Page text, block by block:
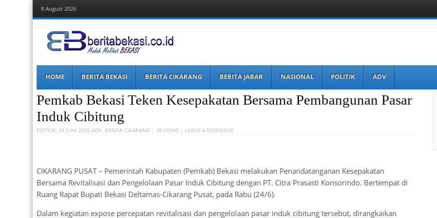
8 August 2026
Berita Bekasi
Mudah Melihat Bekasi
Menu
content
HOME BERITA BEKASI BERITA CIKARANG BERITA JABAR NASIONAL POLITIK ADV
Pemkab Bekasi Teken Kesepakatan Bersama Pembangunan Pasar
Induk Cibitung
EDITOR: 24 JUNI 2020 ADV, BERITA CIKARANG | 28 VIEWS | LEAVE A RESPONSE
CIKARANG PUSAT – Pemerintah Kabupaten (Pemkab) Bekasi melakukan Penandatanganan Kesepakatan
Bersama Revitalisasi dan Pengelolaan Pasar Induk Cibitung dengan PT. Citra Prasasti Konsorindo. Bertempat di
Ruang Rapat Bupati Bekasi Deltamas-Cikarang Pusat, pada Rabu (24/6).
Dalam kegiatan expose percepatan revitalisasi dan pengelolaan pasar induk cibitung tersebut, dirangkaikan